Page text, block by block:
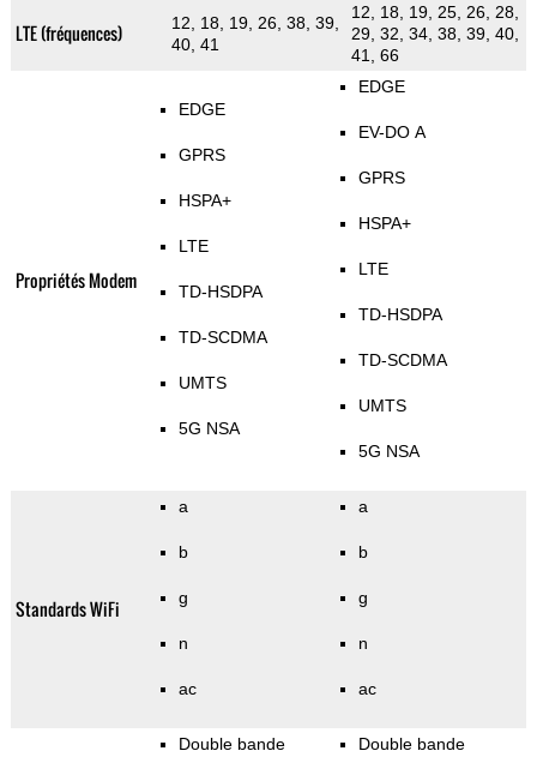
LTE (fréquences)
12, 18, 19, 26, 38, 39,
40, 41
12, 18, 19, 25, 26, 28,
29, 32, 34, 38, 39, 40,
41, 66
Propriétés Modem
EDGE
GPRS
HSPA+
LTE
TD-HSDPA
TD-SCDMA
UMTS
5G NSA
EDGE
EV-DO A
GPRS
HSPA+
LTE
TD-HSDPA
TD-SCDMA
UMTS
5G NSA
Standards WiFi
a
b
g
n
ac
a
b
g
n
ac
Double bande Double bande